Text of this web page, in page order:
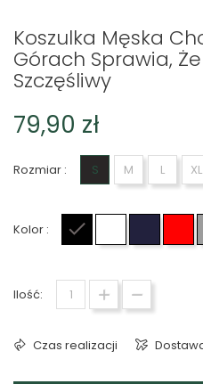
Koszulka Męska
Górach Sprawia,
Szczęśliwy
79,90 zł
Rozmiar : S M L XL
Kolor :
Ilość:
Czas realizacji